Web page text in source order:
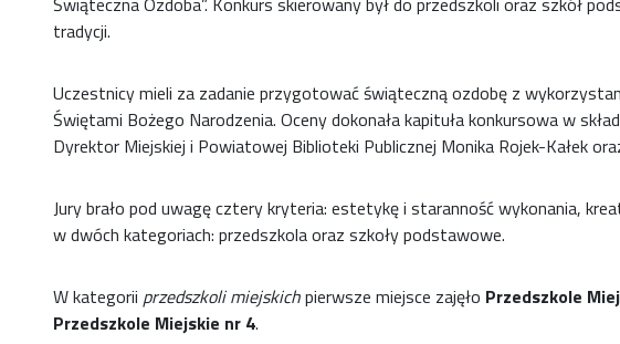
tradycji.
Uczestnicy mieli za zadanie przygotować świąteczną ozdobę z
Świętami Bożego Narodzenia. Oceny dokonała kapituła konkursowa w
Dyrektor Miejskiej i Powiatowej Biblioteki Publicznej Monika Rojek-Kałek
Jury brało pod uwagę cztery kryteria: estetykę i staranność wykonania,
w dwóch kategoriach: przedszkola oraz szkoły podstawowe.
W kategorii przedszkoli miejskichpierwsze miejsce zajęło Przedszkole
Przedszkole Miejskie nr 4.